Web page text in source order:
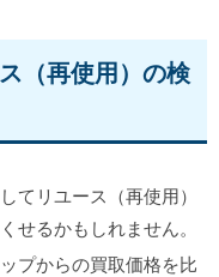
（再使用）の検
てリユース（再使用）
せるかもしれません。
プからの買取価格を比